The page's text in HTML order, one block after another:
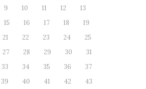
9 10 11 12
13
15 16 17 18
19
21 22 23 24
25
27 28 29 30
31
33 34 35 36
37
39 40 41 42
43